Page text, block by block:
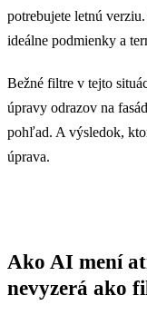
potrebujete letnú
ideálne podmienky a
Bežné filtre v tejto
úpravy odrazov na
pohľad. A výsledok,
úprava.
Ako AI mení
nevyzerá ako